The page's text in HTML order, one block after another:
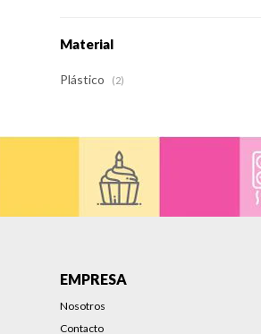
Material
Plástico (2)
EMPRESA
Nosotros
Contacto